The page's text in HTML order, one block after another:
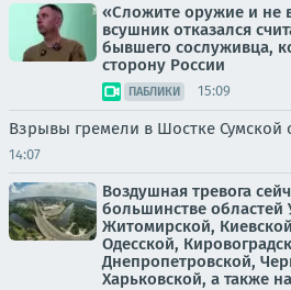
«Сложите оружие и не
всушник отказался
бывшего сослуживца,
сторону России
ПАБЛИКИ 15:09
Взрывы гремели в Шостке Сумской
14:07
Воздушная тревога
большинстве
Житомирской,
Одесской,
Днепропетровской,
Харьковской, а также